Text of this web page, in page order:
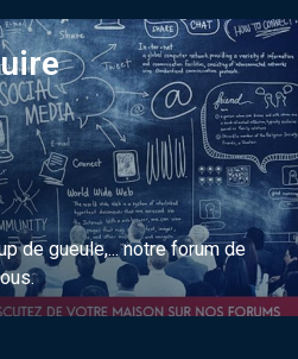
de gueule,... notre forum de